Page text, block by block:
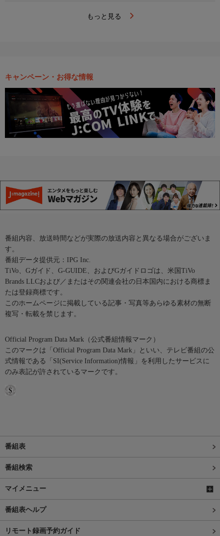
もっと見る
キャンペーン・お得な情報
番組内容、放送時間などが実際の放送内容と異なる場合がございま
す。
番組データ提供元：IPG Inc.
TiVo、Gガイド、G-GUIDE、およびGガイドロゴは、米国TiVo
Brands LLCおよび／またはその関連会社の日本国内における商標ま
たは登録商標です。
このホームページに掲載している記事・写真等あらゆる素材の無断
複写・転載を禁じます。
Official Program Data Mark（公式番組情報マーク）
このマークは「Official Program Data Mark」といい、テレビ番組の公
式情報である「SI(Service Information)情報」を利用したサービスに
のみ表記が許されているマークです。
番組表
番組検索
マイメニュー
番組表ヘルプ
リモート録画予約ガイド